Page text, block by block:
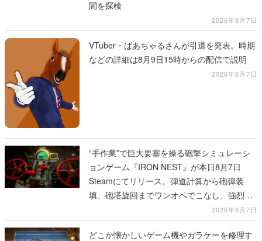
間を探検
2026年8月7日
VTuber・ばあちゃるさんが引退を発表。時期
などの詳細は8月9日15時からの配信で説明
2026年8月7日
“手作業”で巨大要塞を操る砲撃シミュレーシ
ョンゲーム『IRON NEST』が本日8月7日
Steamにてリリース。弾道計算から砲弾装
填、砲塔旋回までワンオペでこなし、強烈な
一撃をブチかませるロマンある作品2026年8月7日
どこか懐かしいゲーム機やガラケーを修理す